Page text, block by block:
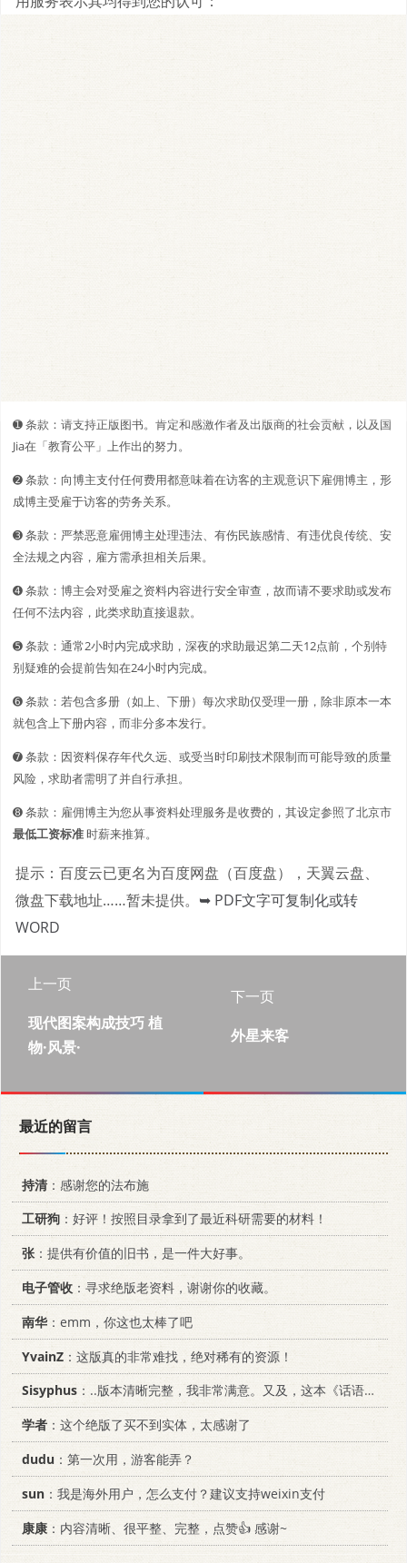
➊️ 条款：请支持正版图书。肯定和感激作者及出版商的社会贡献，以及国
Jia在「教育公平」上作出的努力。
➋️️ 条款：向博主支付任何费用都意味着在访客的主观意识下雇佣博主，形
成博主受雇于访客的劳务关系。
➌ 条款：严禁恶意雇佣博主处理违法、有伤民族感情、有违优良传统、安
全法规之内容，雇方需承担相关后果。
➍ 条款：博主会对受雇之资料内容进行安全审查，故而请不要求助或发布
任何不法内容，此类求助直接退款。
➎ 条款：通常2小时内完成求助，深夜的求助最迟第二天12点前，个别特
别疑难的会提前告知在24小时内完成。
➏ 条款：若包含多册（如上、下册）每次求助仅受理一册，除非原本一本
就包含上下册内容，而非分多本发行。
➐ 条款：因资料保存年代久远、或受当时印刷技术限制而可能导致的质量
风险，求助者需明了并自行承担。
➑ 条款：雇佣博主为您从事资料处理服务是收费的，其设定参照了北京市
最低工资标准时薪来推算。
提示：百度云已更名为百度网盘（百度盘），天翼云盘、
微盘下载地址……暂未提供。 ➥ PDF文字可复制化或转
WORD
上一页
现代图案构成技巧 植
物·风景·
下一页
外星来客
最近的留言
持清 ：感谢您的法布施
工研狗 ：好评！按照目录拿到了最近科研需要的材料！
张：提供有价值的旧书，是一件大好事。
电子管收 ：寻求绝版老资料，谢谢你的收藏。
南华：emm，你这也太棒了吧
YvainZ ：这版真的非常难找，绝对稀有的资源！
Sisyphus ：..版本清晰完整，我非常满意。又及，这本《话语的真相》...
学者 ：这个绝版了买不到实体，太感谢了
dudu ：第一次用，游客能弄？
sun ：我是海外用户，怎么支付？建议支持weixin支付
康康 ：内容清晰、很平整、完整，点赞👍 感谢~